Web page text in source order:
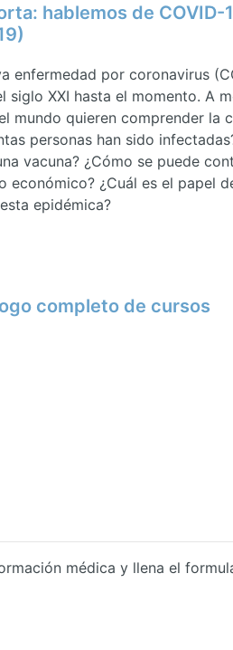
hablemos de
enfermedad por coronavirus
siglo XXI hasta el momento. A
mundo quieren comprender la
personas han sido
vacuna? ¿Cómo se puede
económico? ¿Cuál es el papel
epidémica?
completo de cursos
médica y llena el